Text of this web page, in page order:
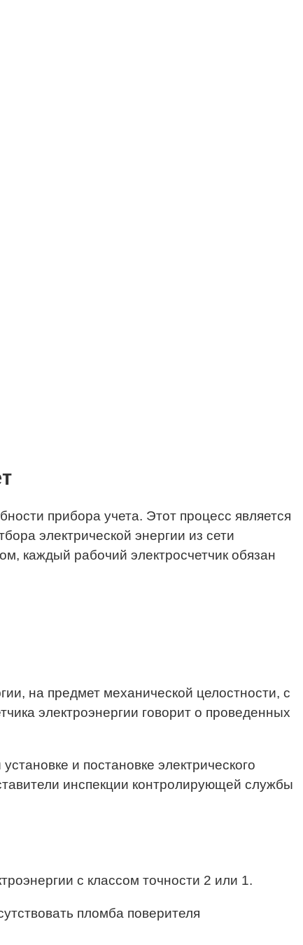
прибора учета. Этот процесс является
электрической энергии из сети
каждый рабочий электросчетчик обязан
на предмет механической целостности, с
электроэнергии говорит о проведенных
и постановке электрического
инспекции контролирующей службы
с классом точности 2 или 1.
пломба поверителя